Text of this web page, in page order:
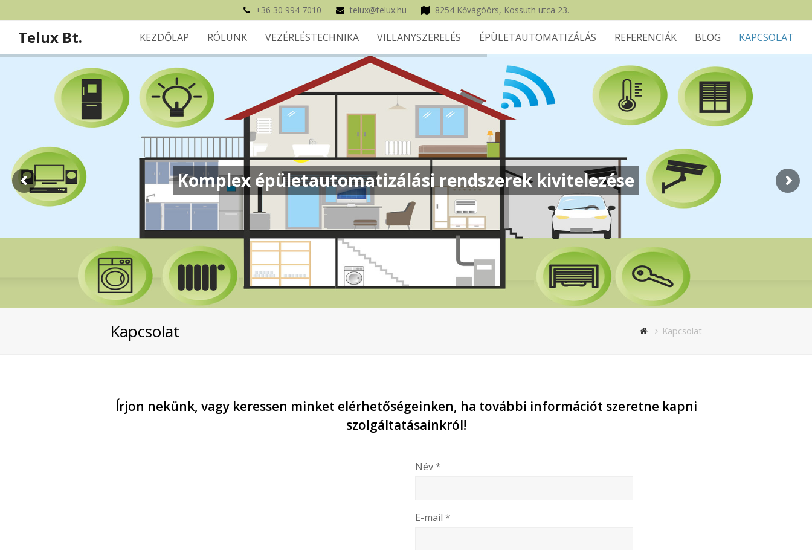
+36 30 994 7010 telux@telux.hu 8254 Kővágóörs, Kossuth utca 23.
Telux Bt. KEZDŐLAP RÓLUNK VEZÉRLÉSTECHNIKA VILLANYSZERELÉS ÉPÜLETAUTOMATIZÁLÁS REFERENCIÁK BLOG KAPCSOLAT
Komplex épületautomatizálási rendszerek kivitelezése
Kapcsolat Kapcsolat
Írjon nekünk, vagy keressen minket elérhetőségeinken, ha további információt szeretne kapni
szolgáltatásainkról!
Név *
E-mail *